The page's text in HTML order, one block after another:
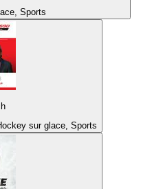
Sports
sur glace, Sports